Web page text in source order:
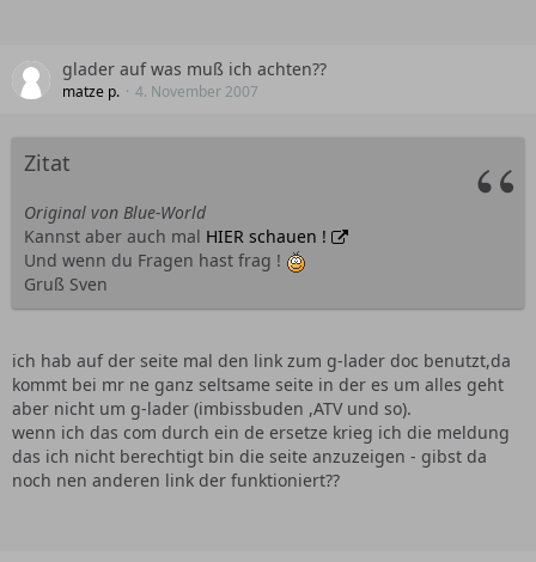
glader auf was muß ich achten??
matze p. 4. November 2007
Zitat
Original von Blue-World
Kannst aber auch mal HIER schauen !
Und wenn du Fragen hast frag !
Gruß Sven
ich hab auf der seite mal den link zum g-lader doc benutzt,da
kommt bei mr ne ganz seltsame seite in der es um alles geht
aber nicht um g-lader (imbissbuden ,ATV und so).
wenn ich das com durch ein de ersetze krieg ich die meldung
das ich nicht berechtigt bin die seite anzuzeigen - gibst da
noch nen anderen link der funktioniert??